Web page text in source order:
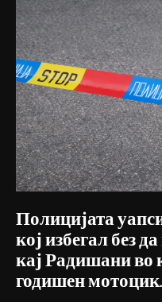
Полицијата
кој избегал без
кај Радишани во
годишен